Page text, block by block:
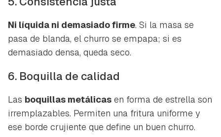
Ni líquida ni demasiado firme. Si la masa se
pasa de blanda, el churro se empapa; si es
demasiado densa, queda seco.
6. Boquilla de calidad
Las boquillas metálicas en forma de estrella son
irremplazables. Permiten una fritura uniforme y
ese borde crujiente que define un buen churro.